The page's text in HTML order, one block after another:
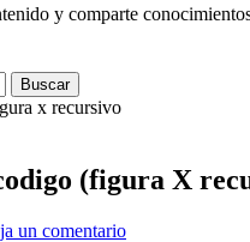
y comparte
(figura X
un comentario